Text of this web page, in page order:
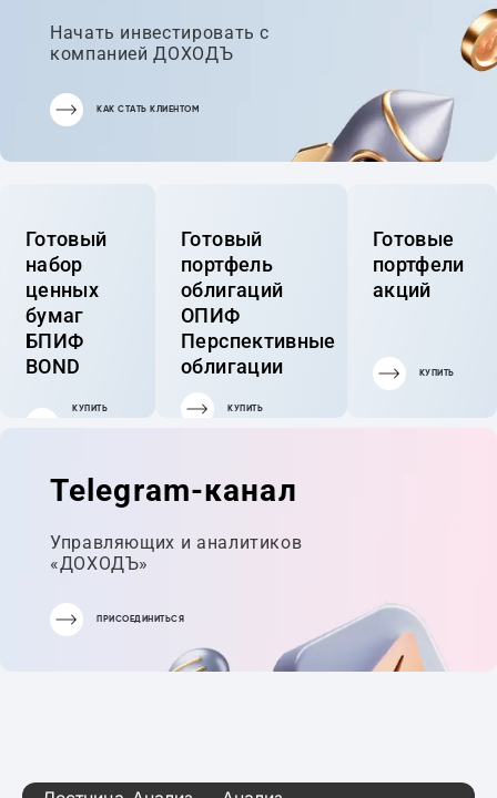
Начать инвестировать с
компанией ДОХОДЪ
КАК СТАТЬ КЛИЕНТОМ
Готовый
набор
ценных
бумаг
БПИФ
BOND
КУПИТЬ
Готовый
портфель
облигаций
ОПИФ
Перспективные
облигации
КУПИТЬ
Готовые
портфели
акций
КУПИТЬ
Telegram-канал
Управляющих и аналитиков
«ДОХОДЪ»
ПРИСОЕДИНИТЬСЯ